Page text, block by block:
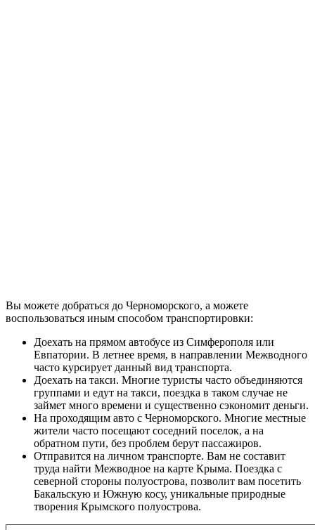
Вы можете добраться до Черноморского, а можете
воспользоваться иным способом транспортировки:
Доехать на прямом автобусе из Симферополя или
Евпатории. В летнее время, в направлении Межводного
часто курсирует данный вид транспорта.
Доехать на такси. Многие туристы часто объединяются
группами и едут на такси, поездка в таком случае не
займет много времени и существенно сэкономит деньги.
На проходящим авто с Черноморского. Многие местные
жители часто посещают соседний поселок, а на
обратном пути, без проблем берут пассажиров.
Отправится на личном транспорте. Вам не составит
труда найти Межводное на карте Крыма. Поездка с
северной стороны полуострова, позволит вам посетить
Бакальскую и Южную косу, уникальные природные
творения Крымского полуострова.